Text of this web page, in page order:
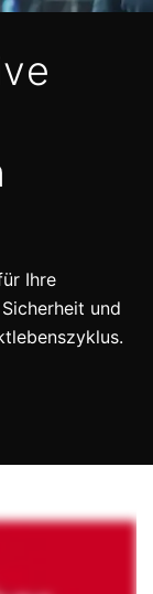
Ihre
und